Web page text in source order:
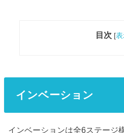
目次 [
インベーション
インベーションは全6ステージ